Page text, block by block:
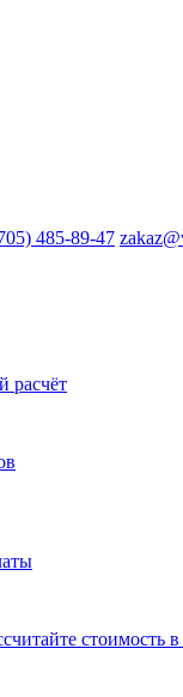
485-89-47
расчёт
стоимость в